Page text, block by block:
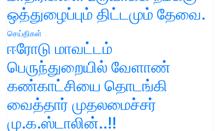
ஒத்துழைப்பும் திட்டமும் தேவை.
செய்திகள்
ஈரோடு மாவட்டம்
பெருந்துறையில் வேளாண்
கண்காட்சியை தொடங்கி
வைத்தார் முதலமைச்சர்
மு.க.ஸ்டாலின்..!!